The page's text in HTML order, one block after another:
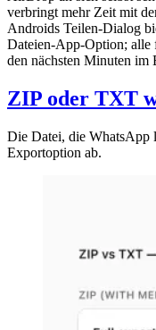
verbringt mehr Zeit mit
Androids Teilen-Dialog
Dateien-App-Option; alle
den nächsten Minuten
ZIP oder TXT
Die Datei, die WhatsApp
Exportoption ab.